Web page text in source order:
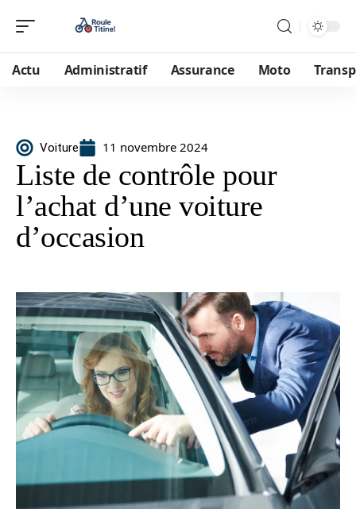
Actu Administratif Assurance Moto
Voiture 11 novembre 2024
Liste de contrôle pour
l’achat d’une voiture
d’occasion